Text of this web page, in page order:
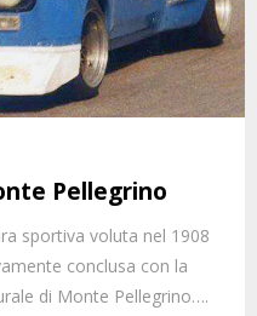
Pellegrino
sportiva voluta nel 1908
conclusa con la
di Monte Pellegrino….